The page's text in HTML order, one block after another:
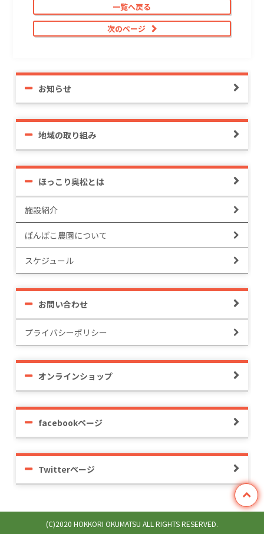
一覧へ戻る
次のページ
お知らせ
地域の取り組み
ほっこり奥松とは
施設紹介
ぽんぽこ農園について
スケジュール
お問い合わせ
プライバシーポリシー
オンラインショップ
facebookページ
Twitterページ
(C)2020 HOKKORI OKUMATSU ALL RIGHTS RESERVED.